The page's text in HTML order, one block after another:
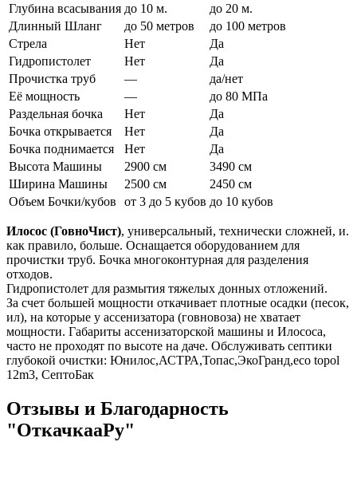
Глубина всасывания до 10 м.
до 20 м.
Длинный Шланг
до 50 метров
до 100 метров
Стрела
Нет
Да
Гидропистолет
Нет
Да
Прочистка труб
—
да/нет
Её мощность
—
до 80 МПа
Раздельная бочка
Нет
Да
Бочка открывается
Нет
Да
Бочка поднимается
Нет
Да
Высота Машины
2900 см
3490 см
Ширина Машины
2500 см
2450 см
Объем Бочки/кубов
от 3 до 5 кубов до 10 кубов
Илосоc (ГовноЧист), универсальный, технически сложней, и.
как правило, больше. Оснащается оборудованием для
прочистки труб. Бочка многоконтурная для разделения
отходов.
Гидропистолет для размытия тяжелых донных отложений.
За счет большей мощности откачивает плотные осадки (песок,
ил), на которые у ассенизатора (говновоза) не хватает
мощности. Габариты ассенизаторской машины и Илососа,
часто не проходят по высоте на даче. Обслуживать септики
глубокой очистки: Юнилос,АСТРА,Топас,ЭкоГранд,eco topol
12m3, СептоБак
Отзывы и Благодарность
"ОткачкааРу"